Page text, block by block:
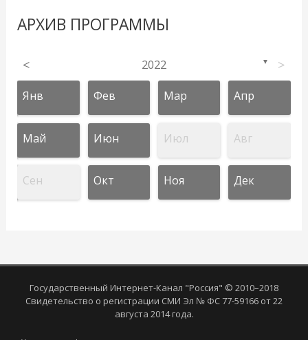
АРХИВ ПРОГРАММЫ
< 2022 ▼ >
Янв Фев Мар Апр
Май Июн Июл Авг
Сен Окт Ноя Дек
Государственный Интернет-Канал "Россия" © 2010–2018
Свидетельство о регистрации СМИ Эл № ФС 77-59166 от 22
августа 2014 года.